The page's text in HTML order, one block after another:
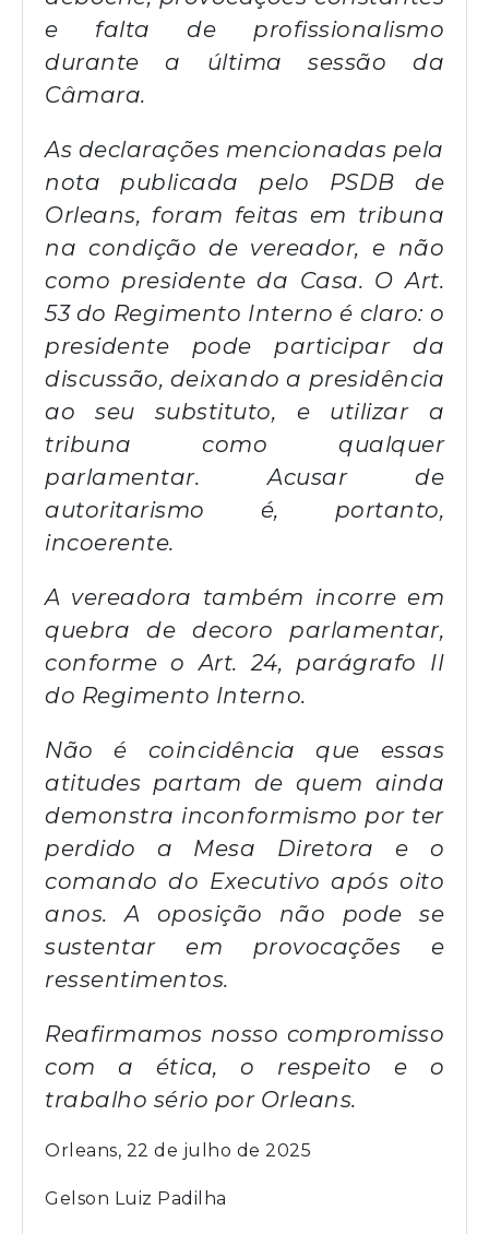
e falta de profissionalismo
durante a última sessão da
Câmara.
As declarações mencionadas pela
nota publicada pelo PSDB de
Orleans, foram feitas em tribuna
na condição de vereador, e não
como presidente da Casa. O Art.
53 do Regimento Interno é claro: o
presidente pode participar da
discussão, deixando a presidência
ao seu substituto, e utilizar a
tribuna como qualquer
parlamentar. Acusar de
autoritarismo é, portanto,
incoerente.
A vereadora também incorre em
quebra de decoro parlamentar,
conforme o Art. 24, parágrafo II
do Regimento Interno.
Não é coincidência que essas
atitudes partam de quem ainda
demonstra inconformismo por ter
perdido a Mesa Diretora e o
comando do Executivo após oito
anos. A oposição não pode se
sustentar em provocações e
ressentimentos.
Reafirmamos nosso compromisso
com a ética, o respeito e o
trabalho sério por Orleans.
Orleans, 22 de julho de 2025
Gelson Luiz Padilha